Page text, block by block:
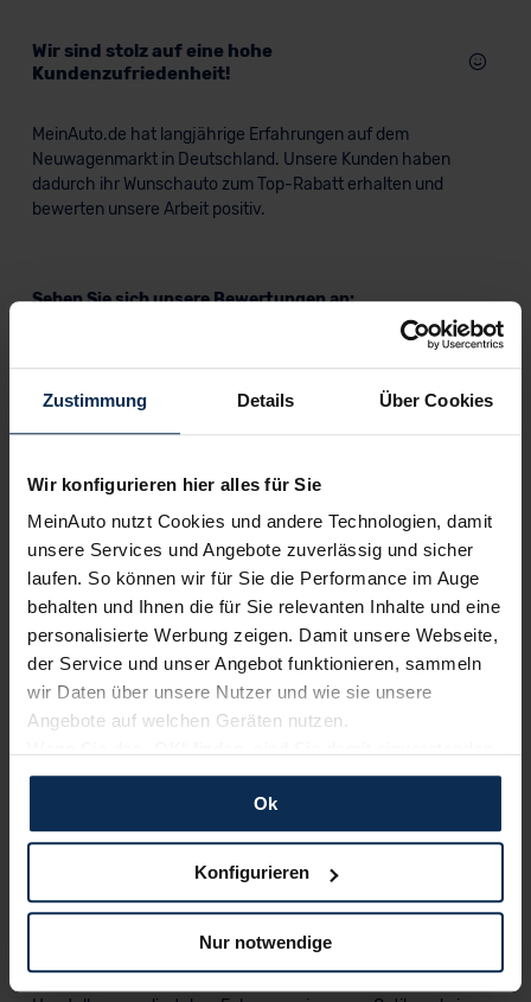
Zustimmung Details Über Cookies
Wir konfigurieren hier alles für Sie
MeinAuto nutzt Cookies und andere Technologien, damit
unsere Services und Angebote zuverlässig und sicher
laufen. So können wir für Sie die Performance im Auge
behalten und Ihnen die für Sie relevanten Inhalte und eine
personalisierte Werbung zeigen. Damit unsere Webseite,
der Service und unser Angebot funktionieren, sammeln
wir Daten über unsere Nutzer und wie sie unsere
Angebote auf welchen Geräten nutzen.
und erlauben uns Cookies für unseren Service zu
verwenden und diese Daten an Dritte weiterzugeben,
etwa an unsere Marketingpartner. Falls Sie dem nicht
zustimmen möchten, beschränken wir uns auf die
dann nicht auf Sie zuschneiden und Sie somit nicht
perfekt auf dem Weg zu Ihrem Neuwagen unterstützen.
Sie können die Einstellungen jederzeit anpassen oder
Ok
Konfigurieren
Nur notwendige
Wir sind stolz auf eine hohe
Kundenzufriedenheit!
MeinAuto.de hat langjährige Erfahrungen auf dem
Neuwagenmarkt in Deutschland. Unsere Kunden haben
dadurch ihr Wunschauto zum Top-Rabatt erhalten und
bewerten unsere Arbeit positiv.
Sehen Sie sich unsere Bewertungen an:
Erfahren Sie mehr über das Urteil unserer Kunden
Nachrichten
KI-generiert
Mercedes-Benz GLS: Neue Optik, neue